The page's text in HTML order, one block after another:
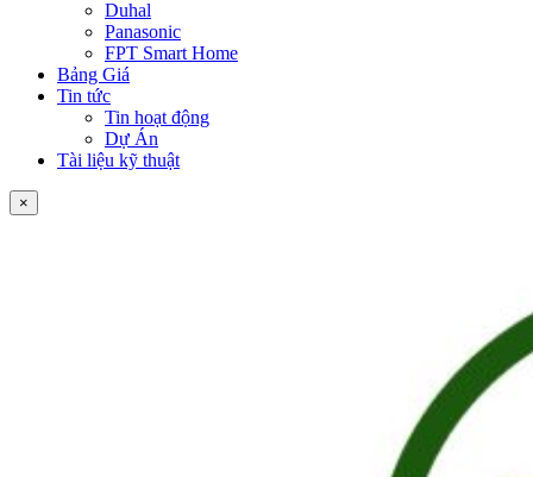
Duhal
Panasonic
FPT Smart Home
Bảng Giá
Tin tức
Tin hoạt động
Dự Án
Tài liệu kỹ thuật
×